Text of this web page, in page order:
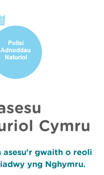
Cymru
asesu'r gwaith o reoli
yng Nghymru.